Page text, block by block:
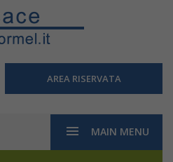
AREA RISERVATA
MAIN MENU